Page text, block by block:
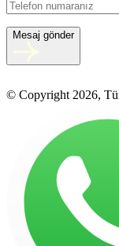
Mesaj gönder
© Copyright 2026,